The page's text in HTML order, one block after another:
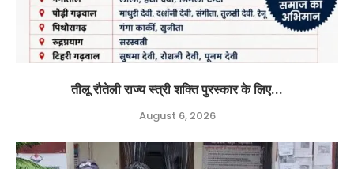
तीलू रौतेली राज्य स्त्री शक्ति पुरस्कार के लिए...
August 6, 2026